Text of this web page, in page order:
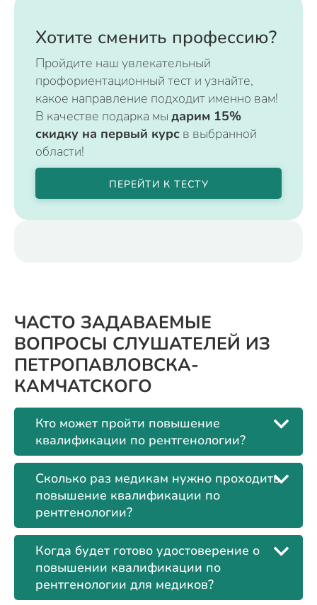
Хотите сменить профессию?
Пройдите наш увлекательный
профориентационный тест и узнайте,
какое направление подходит именно вам!
В качестве подарка мы дарим 15%
скидку на первый курс в выбранной
области!
ПЕРЕЙТИ К ТЕСТУ
ЧАСТО ЗАДАВАЕМЫЕ
ВОПРОСЫ СЛУШАТЕЛЕЙ ИЗ
ПЕТРОПАВЛОВСКА-
КАМЧАТСКОГО
Кто может пройти повышение
квалификации по рентгенологии?
Сколько раз медикам нужно проходить
повышение квалификации по
рентгенологии?
Когда будет готово удостоверение о
повышении квалификации по
рентгенологии для медиков?